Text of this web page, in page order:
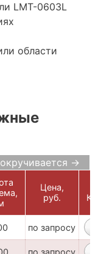
LMT-0603L
области
→
Цена,
руб.
по запросу
по запросу